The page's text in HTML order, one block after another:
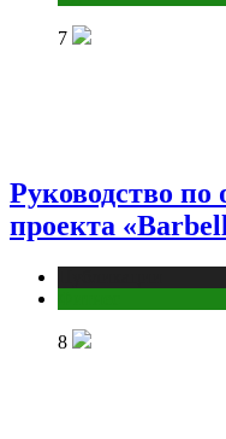
7
Руководство по
проекта
8